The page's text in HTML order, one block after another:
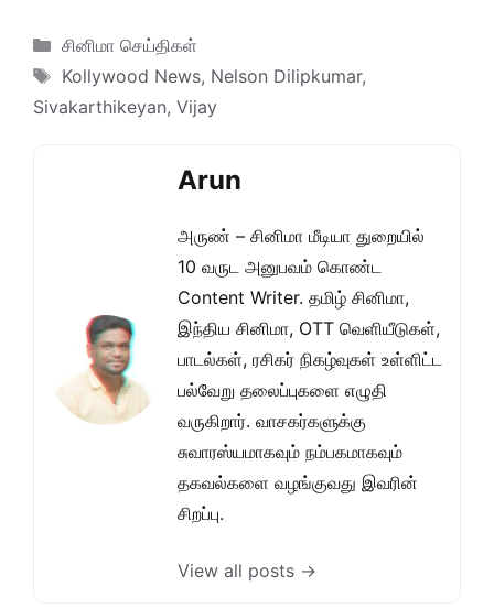
Categories
சினிமா செய்திகள்
Tags
Kollywood News, Nelson Dilipkumar,
Sivakarthikeyan, Vijay
Arun
அருண் – சினிமா மீடியா துறையில்
10 வருட அனுபவம் கொண்ட
Content Writer. தமிழ் சினிமா,
இந்திய சினிமா, OTT வெளியீடுகள்,
பாடல்கள், ரசிகர் நிகழ்வுகள் உள்ளிட்ட
பல்வேறு தலைப்புகளை எழுதி
வருகிறார். வாசகர்களுக்கு
சுவாரஸ்யமாகவும் நம்பகமாகவும்
தகவல்களை வழங்குவது இவரின்
சிறப்பு.
View all posts →